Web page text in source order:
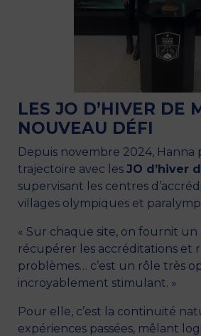
LES JO D’HIVER DE
NOUVEAU DÉFI
Depuis novembre 2024, Hanna
trajectoire avec les JO d’hiver
supervisant les centres
villages olympiques et
« Sur chaque site, on fournit
récupérer les accréditations et
problèmes… c’est un rôle très
incroyablement stimulant. »
Pour elle, c’est la continuité
expériences passées, mêlant